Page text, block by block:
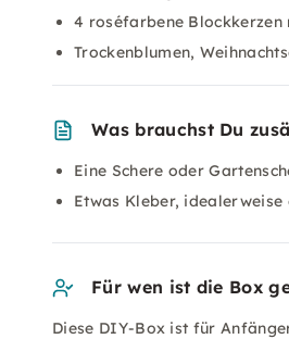
4 roséfarbene Blockkerzen
Trockenblumen,
Was brauchst Du
Eine Schere oder
Etwas Kleber,
Für wen ist die Box
Diese DIY-Box ist für